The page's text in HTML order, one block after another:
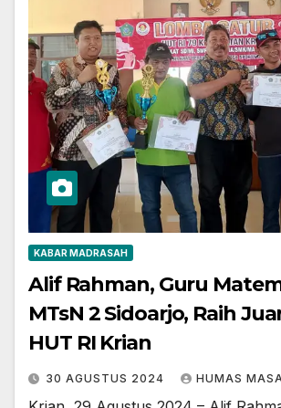
KABAR MADRASAH
Alif Rahman, Guru
MTsN 2 Sidoarjo, Raih
HUT RI Krian
30 AGUSTUS 2024 HUMAS